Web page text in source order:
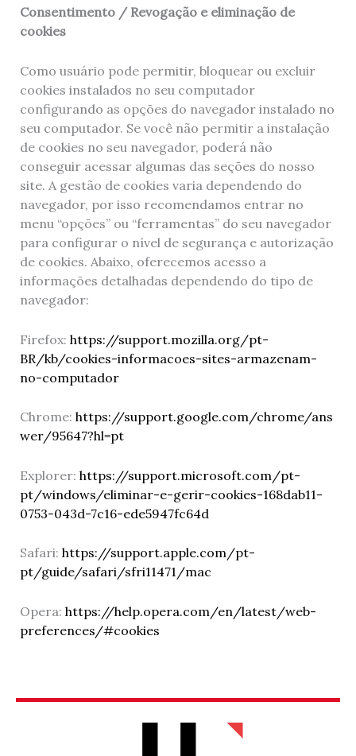
Consentimento / Revogação e eliminação de
cookies
Como usuário pode permitir, bloquear ou excluir
cookies instalados no seu computador
configurando as opções do navegador instalado no
seu computador. Se você não permitir a instalação
de cookies no seu navegador, poderá não
conseguir acessar algumas das seções do nosso
site. A gestão de cookies varia dependendo do
navegador, por isso recomendamos entrar no
menu “opções” ou “ferramentas” do seu navegador
para configurar o nível de segurança e autorização
de cookies. Abaixo, oferecemos acesso a
informações detalhadas dependendo do tipo de
navegador:
Firefox: https://support.mozilla.org/pt-
BR/kb/cookies-informacoes-sites-armazenam-
no-computador
Chrome: https://support.google.com/chrome/ans
wer/95647?hl=pt
Explorer: https://support.microsoft.com/pt-
pt/windows/eliminar-e-gerir-cookies-168dab11-
0753-043d-7c16-ede5947fc64d
Safari: https://support.apple.com/pt-
pt/guide/safari/sfri11471/mac
Opera: https://help.opera.com/en/latest/web-
preferences/#cookies